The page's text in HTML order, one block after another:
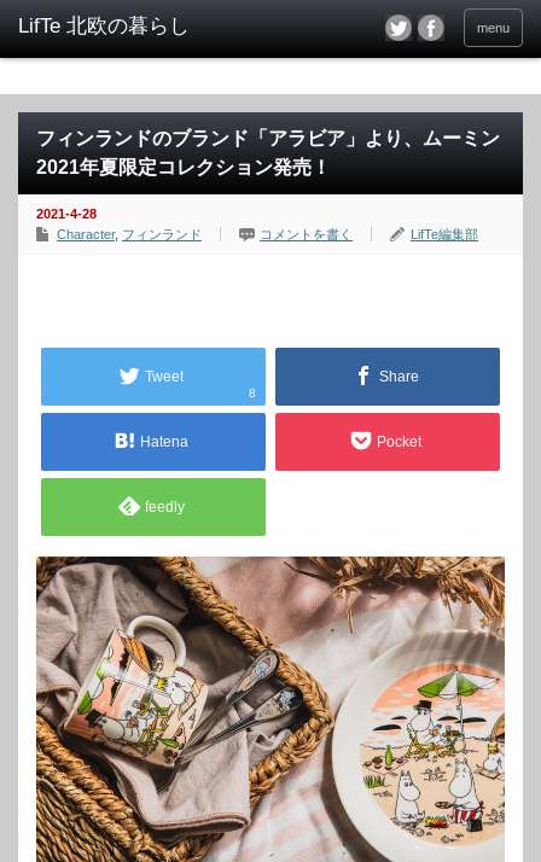
menu
フィンランドのブランド「アラビア」より、ムーミン
2021年夏限定コレクション発売！
2021-4-28
Character, フィンランド コメントを書く LifTe編集部
Tweet
8
Share
Hatena Pocket
feedly